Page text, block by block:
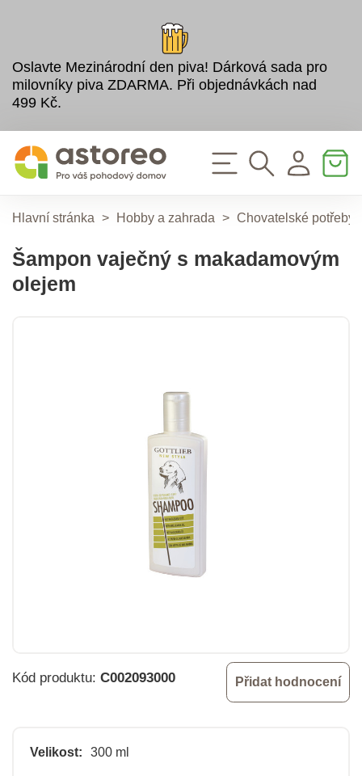
Oslavte Mezinárodní den piva! Dárková sada pro
milovníky piva ZDARMA. Při objednávkách nad
499 Kč.
Hlavní stránka > Hobby a zahrada > Chovatelské potřeby
Šampon vaječný s makadamovým
olejem
Kód produktu: C002093000 Přidat hodnocení
Velikost: 300 ml